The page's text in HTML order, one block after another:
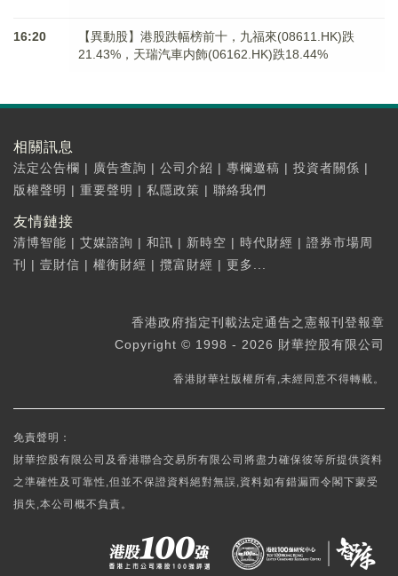
16:20
【異動股】港股跌幅榜前十，九福來(08611.HK)跌
21.43%，天瑞汽車内飾(06162.HK)跌18.44%
相關訊息
法定公告欄 | 廣告查詢 | 公司介紹 | 專欄邀稿 | 投資者關係 |
版權聲明 | 重要聲明 | 私隱政策 | 聯絡我們
友情鏈接
清博智能 | 艾媒諮詢 | 和訊 | 新時空 | 時代財經 | 證券市場周
刊
| 壹財信 | 權衡財經 | 攬富財經 | 更多...
香港政府指定刊載法定通告之憲報刊登報章
Copyright © 1998 - 2026 財華控股有限公司
香港財華社版權所有,未經同意不得轉載。
免責聲明：
財華控股有限公司及香港聯合交易所有限公司將盡力確保彼等所提供資料
之準確性及可靠性,但並不保證資料絕對無誤,資料如有錯漏而令閣下蒙受
損失,本公司概不負責。